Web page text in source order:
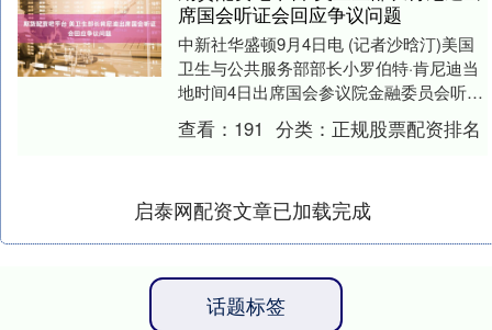
席国会听证会回应争议问题
中新社华盛顿9月4日电 (记者沙晗汀)美国
卫生与公共服务部部长小罗伯特·肯尼迪当
地时间4日出席国会参议院金融委员会听证
会，就美国疾病控制和预防中心主任遭解
职等近....
查看： 191 分类： 正规股票配资排名
启泰网配资文章已加载完成
话题标签